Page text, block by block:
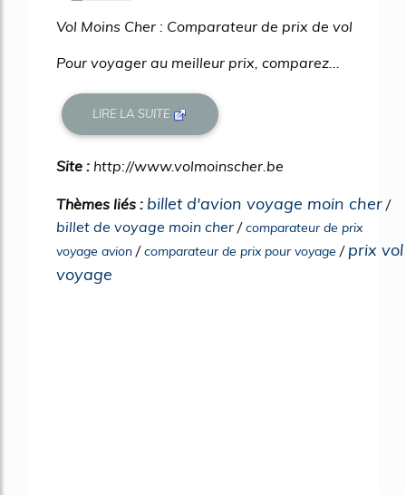
20%
Vol Moins Cher : Comparateur de prix de vol
Pour voyager au meilleur prix, comparez...
LIRE LA SUITE
Site : http://www.volmoinscher.be
Thèmes liés : billet d'avion voyage moin cher /
billet de voyage moin cher /comparateur de prix
voyage avion /comparateur de prix pour voyage / prix vol
voyage